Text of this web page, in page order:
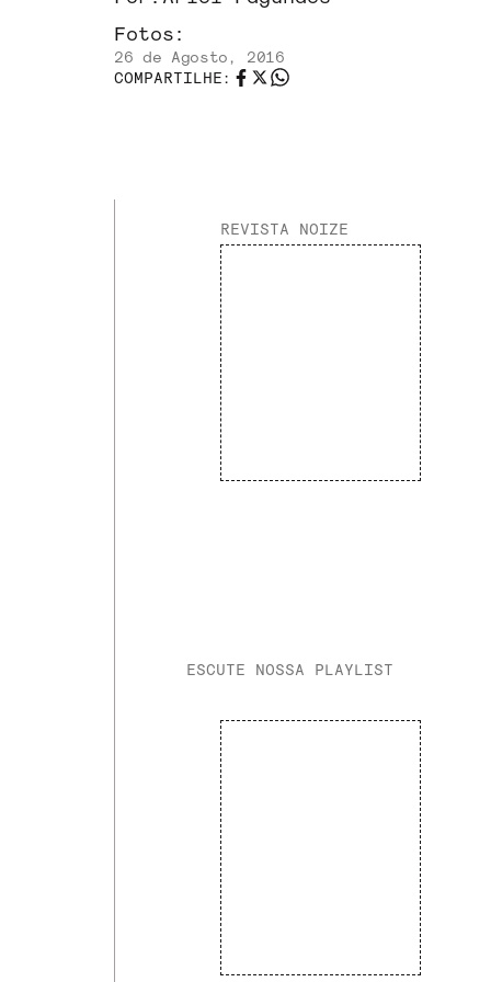
Fotos:
26 de Agosto, 2016
COMPARTILHE:
REVISTA NOIZE
ESCUTE NOSSA PLAYLIST